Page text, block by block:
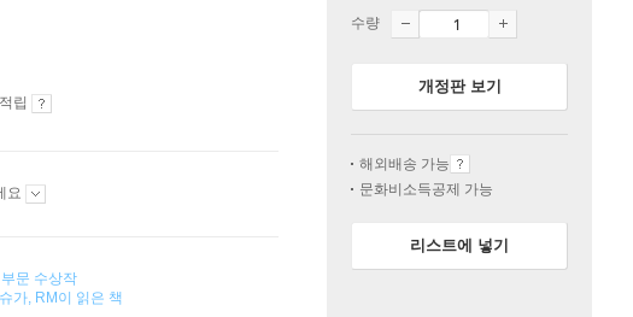
립
요
문 수상작
가, RM이 읽은 책
수량
개정판 보기
해외배송 가능
문화비소득공제 가능
리스트에 넣기